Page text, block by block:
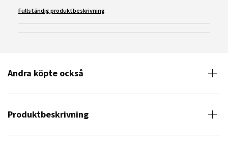
Fullständig produktbeskrivning
Andra köpte också
Produktbeskrivning